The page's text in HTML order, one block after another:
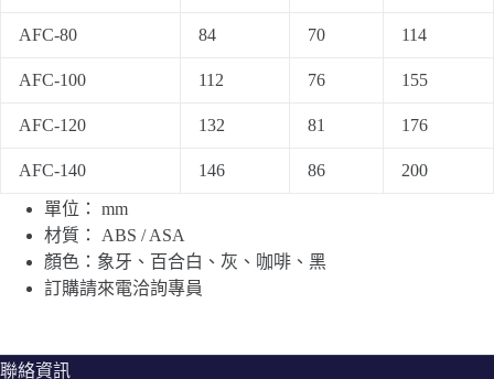
AFC-80 84 70 114
AFC-100 112 76 155
AFC-120 132 81 176
AFC-140 146 86 200
單位： mm
材質： ABS / ASA
顏色：象牙、百合白、灰、咖啡、黑
訂購請來電洽詢專員
聯絡資訊